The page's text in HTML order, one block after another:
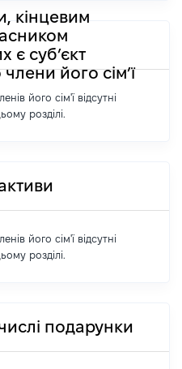
кінцевим
є суб’єкт
його сім’ї
його сім'ї відсутні
розділі.
його сім'ї відсутні
розділі.
подарунки